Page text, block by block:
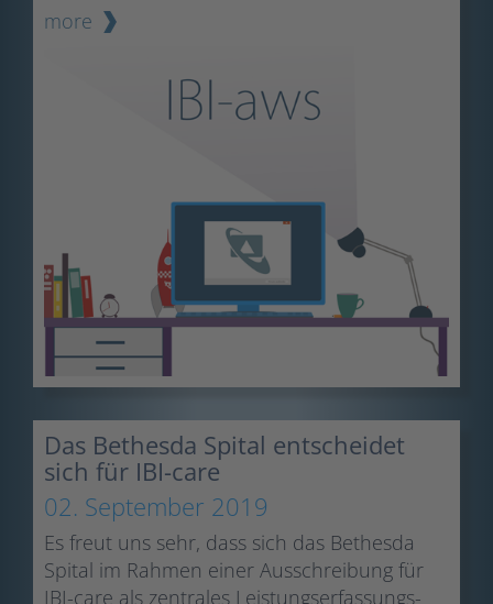
more
Das Bethesda Spital entscheidet
sich für IBI-care
02. September 2019
Es freut uns sehr, dass sich das Bethesda
Spital im Rahmen einer Ausschreibung für
IBI-care als zentrales Leistungserfassungs-